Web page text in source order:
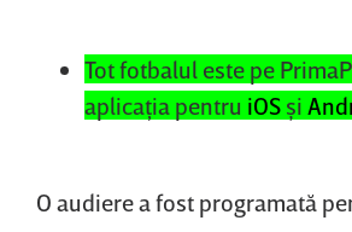
Tot fotbalul este pe
aplicaţia pentru iOS şi
O audiere a fost programată